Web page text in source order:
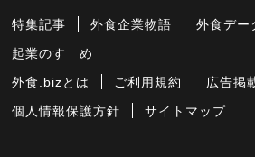
特集記事 外食企業物語 外食デー
起業のすゝめ
外食.bizとは ご利用規約 広告掲
個人情報保護方針 サイトマップ